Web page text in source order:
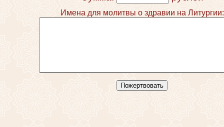
Имена для молитвы о здравии на Литургии: